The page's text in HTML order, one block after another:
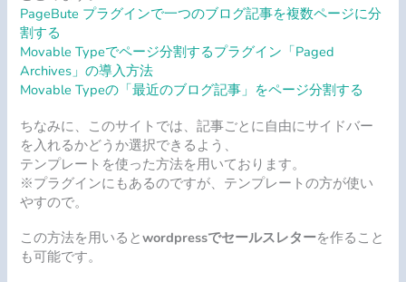
PageBute プラグインで一つのブログ記事を複数ページに分
割する
Movable Typeでページ分割するプラグイン「Paged
Archives」の導入方法
Movable Typeの「最近のブログ記事」をページ分割する
ちなみに、このサイトでは、記事ごとに自由にサイドバー
を入れるかどうか選択できるよう、
テンプレートを使った方法を用いております。
※プラグインにもあるのですが、テンプレートの方が使い
やすので。
この方法を用いるとwordpressでセールスレターを作ること
も可能です。